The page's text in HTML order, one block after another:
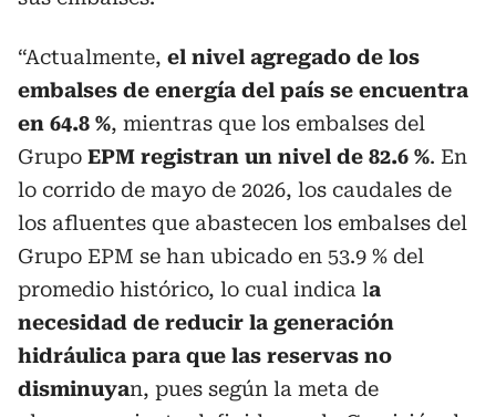
“Actualmente, el nivel agregado de los
embalses de energía del país se encuentra
en 64.8 %, mientras que los embalses del
Grupo EPM registran un nivel de 82.6 %. En
lo corrido de mayo de 2026, los caudales de
los afluentes que abastecen los embalses del
Grupo EPM se han ubicado en 53.9 % del
promedio histórico, lo cual indica la
necesidad de reducir la generación
hidráulica para que las reservas no
disminuyan, pues según la meta de